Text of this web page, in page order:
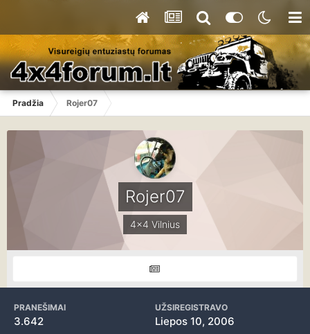
Pradžia Rojer07
Rojer07
4x4 Vilnius
PRANEŠIMAI
3.642
UŽSIREGISTRAVO
Liepos 10, 2006